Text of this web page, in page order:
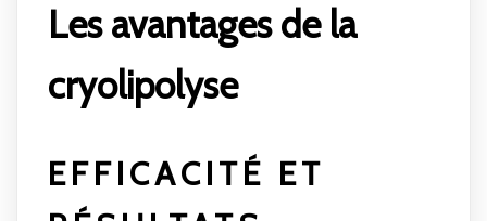
Les avantages de la
cryolipolyse
EFFICACITÉ ET